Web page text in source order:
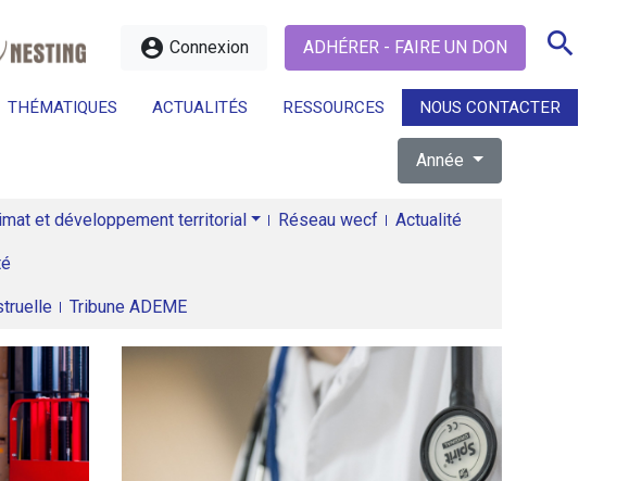
account_circle Connexion ADHÉRER - FAIRE UN DON search
THÉMATIQUES ACTUALITÉS RESSOURCES NOUS CONTACTER
search
Année
et développement territorial Réseau wecf Actualité
Tribune ADEME